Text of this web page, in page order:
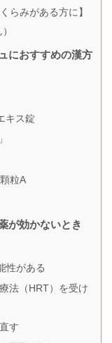
らみがある方に】
におすすめの漢方
キス錠
粒A
が効かないとき
性がある
法（HRT）を受け
す